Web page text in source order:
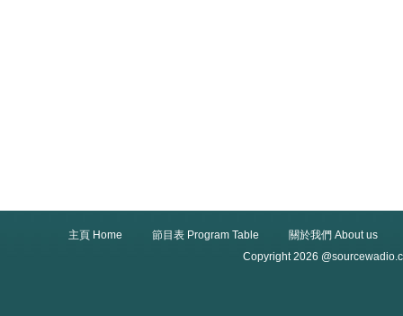
主頁 Home 節目表 Program Table
關於我們 About us
Copyright 2026